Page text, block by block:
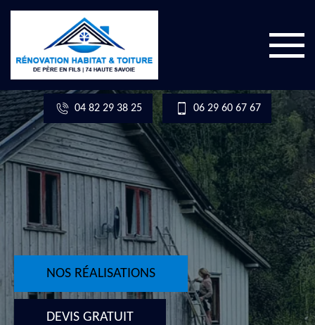
04 82 29 38 25 06 29 60 67 67
NOS RÉALISATIONS
DEVIS GRATUIT